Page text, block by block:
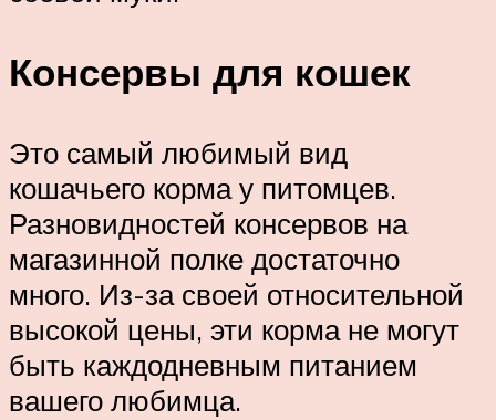
Консервы для кошек
Это самый любимый вид
кошачьего корма у питомцев.
Разновидностей консервов на
магазинной полке достаточно
много. Из-за своей относительной
высокой цены, эти корма не могут
быть каждодневным питанием
вашего любимца.